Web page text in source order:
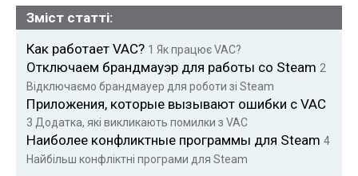
Зміст статті:
Как работает VAC? 1 Як працює VAC?
Отключаем брандмауэр для работы со Steam 2
Відключаємо брандмауер для роботи зі Steam
Приложения, которые вызывают ошибки с VAC
3 Додатка, які викликають помилки з VAC
Наиболее конфликтные программы для Steam 4
Найбільш конфліктні програми для Steam